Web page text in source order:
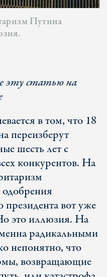
Путина
эту статью на
в том, что 18
переизберут
шесть лет с
конкурентов. На
президента вот уже
это иллюзия. На
радикальными
непонятно, что
возвращающие